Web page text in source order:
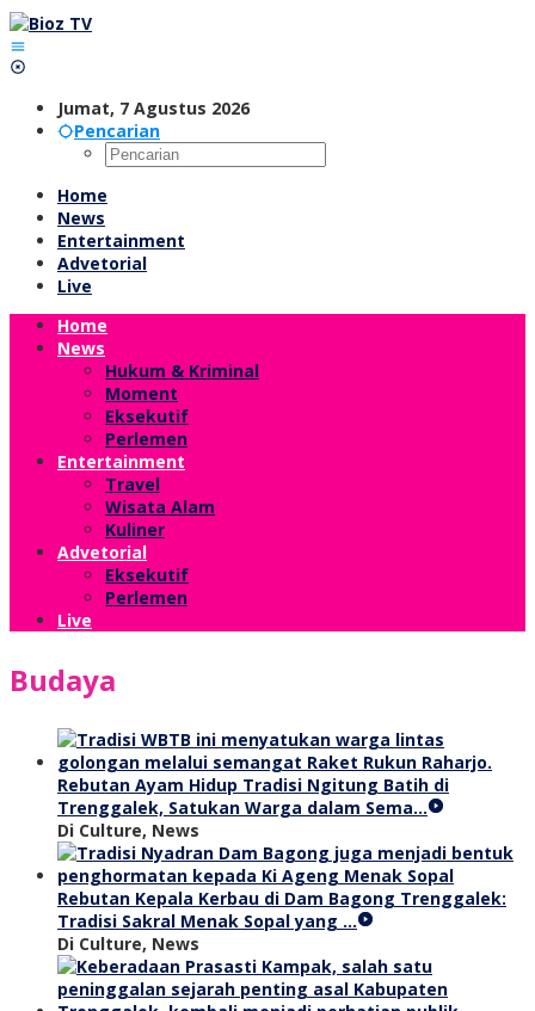
Lewati
ke
konten
Jumat, 7 Agustus 2026
Pencarian
Home
News
Entertainment
Advetorial
Live
Home
News
Hukum & Kriminal
Moment
Eksekutif
Perlemen
Entertainment
Travel
Wisata Alam
Kuliner
Advetorial
Eksekutif
Perlemen
Live
Budaya
Rebutan Ayam Hidup Tradisi Ngitung Batih di
Trenggalek, Satukan Warga dalam Sema…
Di Culture, News
Rebutan Kepala Kerbau di Dam Bagong Trenggalek:
Tradisi Sakral Menak Sopal yang …
Di Culture, News